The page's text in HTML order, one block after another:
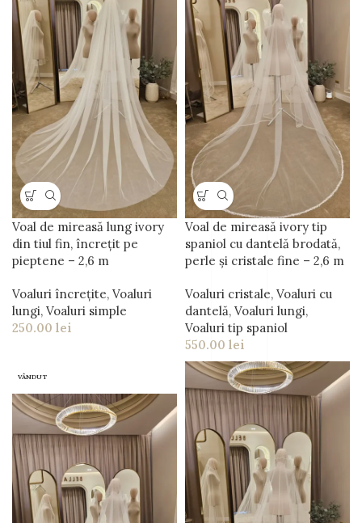
Voal de mireasă lung ivory
din tiul fin, încrețit pe
pieptene – 2,6 m
Voaluri încrețite, Voaluri
lungi, Voaluri simple
250.00 lei
Voal de mireasă ivory tip
spaniol cu dantelă brodată,
perle și cristale fine – 2,6 m
Voaluri cristale, Voaluri cu
dantelă, Voaluri lungi,
Voaluri tip spaniol
550.00 lei
VÂNDUT